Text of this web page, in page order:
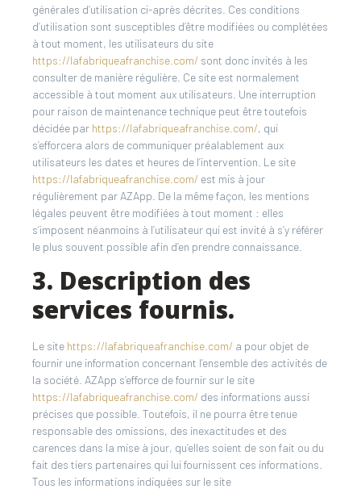
générales d’utilisation ci-après décrites. Ces conditions
d’utilisation sont susceptibles d’être modifiées ou complétées
à tout moment, les utilisateurs du site
https://lafabriqueafranchise.com/ sont donc invités à les
consulter de manière régulière. Ce site est normalement
accessible à tout moment aux utilisateurs. Une interruption
pour raison de maintenance technique peut être toutefois
décidée par https://lafabriqueafranchise.com/, qui
s’efforcera alors de communiquer préalablement aux
utilisateurs les dates et heures de l’intervention. Le site
https://lafabriqueafranchise.com/ est mis à jour
régulièrement par AZApp. De la même façon, les mentions
légales peuvent être modifiées à tout moment : elles
s’imposent néanmoins à l’utilisateur qui est invité à s’y référer
le plus souvent possible afin d’en prendre connaissance.
3. Description des
services fournis.
Le site https://lafabriqueafranchise.com/ a pour objet de
fournir une information concernant l’ensemble des activités de
la société. AZApp s’efforce de fournir sur le site
https://lafabriqueafranchise.com/ des informations aussi
précises que possible. Toutefois, il ne pourra être tenue
responsable des omissions, des inexactitudes et des
carences dans la mise à jour, qu’elles soient de son fait ou du
fait des tiers partenaires qui lui fournissent ces informations.
Tous les informations indiquées sur le site